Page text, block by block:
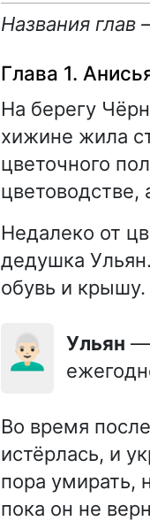
Названия глав
Глава 1.
На берегу
хижине жила
цветочного
цветоводстве,
Недалеко от
дедушка
обувь и
👨🏻‍🦳 Ульян —
Во время
истёрлась, и
пора умирать,
пока он не